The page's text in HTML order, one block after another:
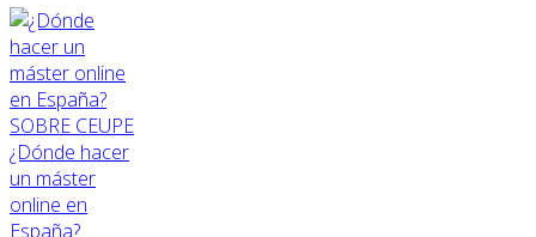
SOBRE CEUPE
¿Dónde hacer
un máster
online en
España?